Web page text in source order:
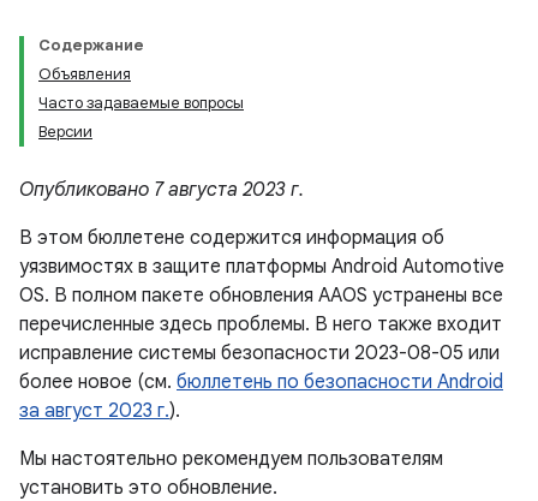
Содержание
Объявления
Часто задаваемые вопросы
Версии
Опубликовано 7 августа 2023 г.
В этом бюллетене содержится информация об
уязвимостях в защите платформы Android Automotive
OS. В полном пакете обновления AAOS устранены все
перечисленные здесь проблемы. В него также входит
исправление системы безопасности 2023-08-05 или
более новое (см. бюллетень по безопасности Android
за август 2023 г.).
Мы настоятельно рекомендуем пользователям
установить это обновление.